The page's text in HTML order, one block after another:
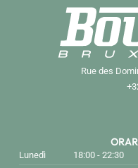
Rue des
Lunedì
18:00 - 22:30